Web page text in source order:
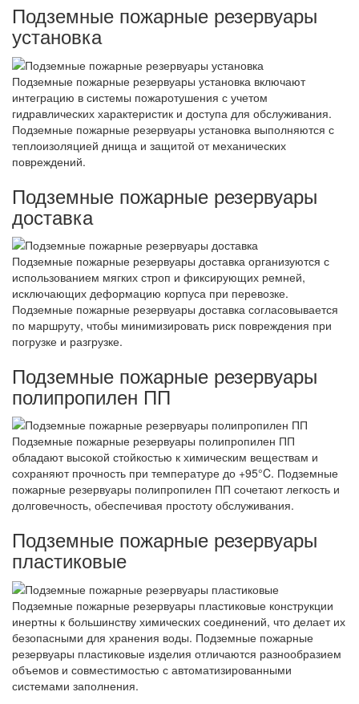
Подземные пожарные резервуары
установка
Подземные пожарные резервуары установка включают
интеграцию в системы пожаротушения с учетом
гидравлических характеристик и доступа для обслуживания.
Подземные пожарные резервуары установка выполняются с
теплоизоляцией днища и защитой от механических
повреждений.
Подземные пожарные резервуары
доставка
Подземные пожарные резервуары доставка организуются с
использованием мягких строп и фиксирующих ремней,
исключающих деформацию корпуса при перевозке.
Подземные пожарные резервуары доставка согласовывается
по маршруту, чтобы минимизировать риск повреждения при
погрузке и разгрузке.
Подземные пожарные резервуары
полипропилен ПП
Подземные пожарные резервуары полипропилен ПП
обладают высокой стойкостью к химическим веществам и
сохраняют прочность при температуре до +95°C. Подземные
пожарные резервуары полипропилен ПП сочетают легкость и
долговечность, обеспечивая простоту обслуживания.
Подземные пожарные резервуары
пластиковые
Подземные пожарные резервуары пластиковые конструкции
инертны к большинству химических соединений, что делает их
безопасными для хранения воды. Подземные пожарные
резервуары пластиковые изделия отличаются разнообразием
объемов и совместимостью с автоматизированными
системами заполнения.